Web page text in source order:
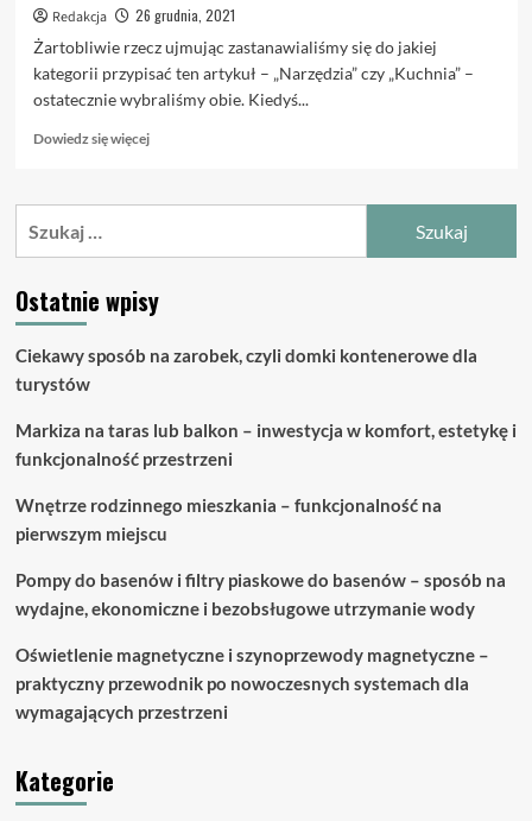
Redakcja
26 grudnia, 2021
Żartobliwie rzecz ujmując zastanawialiśmy się do jakiej
kategorii przypisać ten artykuł – „Narzędzia” czy „Kuchnia” –
ostatecznie wybraliśmy obie. Kiedyś...
Dowiedz się więcejDowiedz
o
Ostatnie wpisy
Ciekawy sposób na zarobek, czyli domki kontenerowe dla
turystów
Markiza na taras lub balkon – inwestycja w komfort, estetykę i
funkcjonalność przestrzeni
Wnętrze rodzinnego mieszkania – funkcjonalność na
pierwszym miejscu
Pompy do basenów i filtry piaskowe do basenów – sposób na
wydajne, ekonomiczne i bezobsługowe utrzymanie wody
Oświetlenie magnetyczne i szynoprzewody magnetyczne –
praktyczny przewodnik po nowoczesnych systemach dla
wymagających przestrzeni
Kategorie